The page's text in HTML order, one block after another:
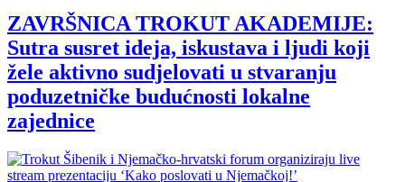
ZAVRŠNICA TROKUT AKADEMIJE:
Sutra susret ideja, iskustava i ljudi koji
žele aktivno sudjelovati u stvaranju
poduzetničke budućnosti lokalne
zajednice